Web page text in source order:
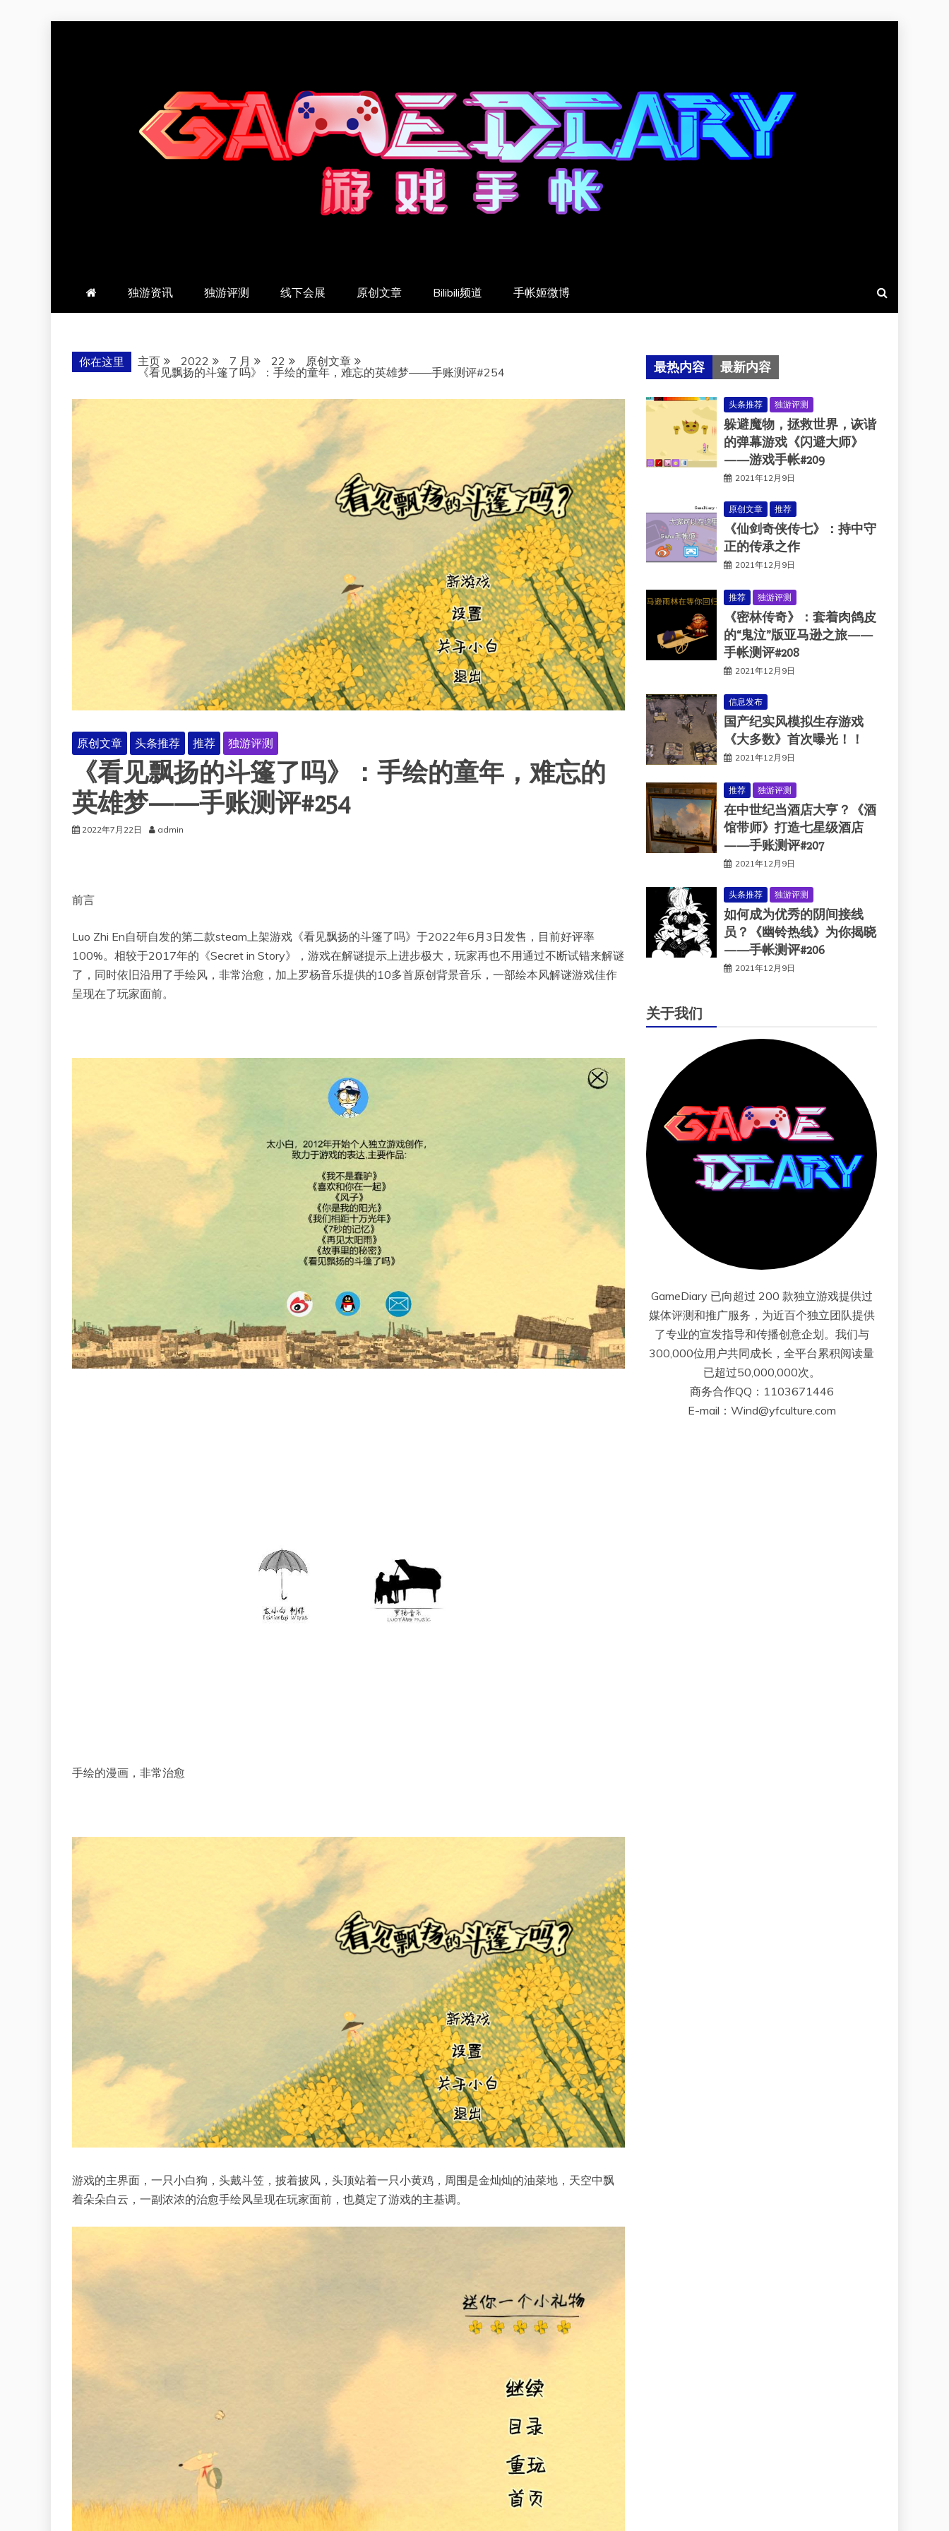
羽风手帐姬
独游资讯 独游评测 线下会展 原创文章 Bilibili频道 手帐姬微博
你在这里 主页 2022 7 月 22
原创文章
《看见飘扬的斗篷了吗》：手绘的童年，难忘的英雄梦——手账测评#254
原创文章 头条推荐 推荐 独游评测
《看见飘扬的斗篷了吗》：手绘的童年，难忘的
英雄梦——手账测评#254
2022年7月22日 admin
前言
Luo Zhi En自研自发的第二款steam上架游戏《看见飘扬的斗篷了吗》于2022年6月3日发售，目前好评率
100%。相较于2017年的《Secret in Story》，游戏在解谜提示上进步极大，玩家再也不用通过不断试错来解谜
了，同时依旧沿用了手绘风，非常治愈，加上罗杨音乐提供的10多首原创背景音乐，一部绘本风解谜游戏佳作
呈现在了玩家面前。
手绘的漫画，非常治愈
游戏的主界面，一只小白狗，头戴斗笠，披着披风，头顶站着一只小黄鸡，周围是金灿灿的油菜地，天空中飘
着朵朵白云，一副浓浓的治愈手绘风呈现在玩家面前，也奠定了游戏的主基调。
最热内容 最新内容
头条推荐 独游评测
躲避魔物，拯救世界，诙谐
的弹幕游戏《闪避大师》
——游戏手帐#209
2021年12月9日
原创文章 推荐
《仙剑奇侠传七》：持中守
正的传承之作
2021年12月9日
推荐 独游评测
《密林传奇》：套着肉鸽皮
的“鬼泣”版亚马逊之旅——
手帐测评#208
2021年12月9日
信息发布
国产纪实风模拟生存游戏
《大多数》首次曝光！！
2021年12月9日
推荐 独游评测
在中世纪当酒店大亨？《酒
馆带师》打造七星级酒店
——手账测评#207
2021年12月9日
头条推荐 独游评测
如何成为优秀的阴间接线
员？《幽铃热线》为你揭晓
——手帐测评#206
2021年12月9日
关于我们
GameDiary 已向超过 200 款独立游戏提供过
媒体评测和推广服务，为近百个独立团队提供
了专业的宣发指导和传播创意企划。我们与
300,000位用户共同成长，全平台累积阅读量
已超过50,000,000次。
商务合作QQ：1103671446
E-mail：Wind@yfculture.com